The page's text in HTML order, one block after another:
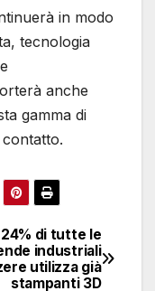
in modo
tecnologia
anche
gamma di
24% di tutte le
industriali
utilizza già
stampanti 3D